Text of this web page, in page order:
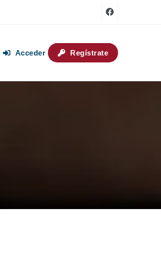
Acceder Regístrate